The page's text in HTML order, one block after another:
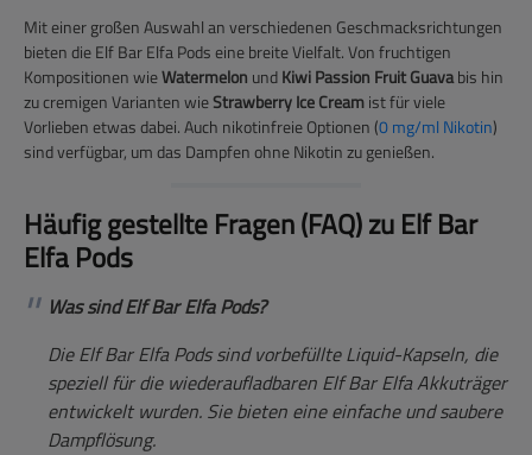
Mit einer großen Auswahl an verschiedenen Geschmacksrichtungen
bieten die Elf Bar Elfa Pods eine breite Vielfalt. Von fruchtigen
Kompositionen wieWatermelon undKiwi Passion Fruit Guavabis hin
zu cremigen Varianten wieStrawberry Ice Creamist für viele
Vorlieben etwas dabei. Auch nikotinfreie Optionen (0 mg/ml Nikotin)
sind verfügbar, um das Dampfen ohne Nikotin zu genießen.
Häufig gestellte Fragen (FAQ) zu Elf Bar
Elfa Pods
Was sind Elf Bar Elfa Pods?
Die Elf Bar Elfa Pods sind vorbefüllte Liquid-Kapseln, die
speziell für die wiederaufladbaren Elf Bar Elfa Akkuträger
entwickelt wurden. Sie bieten eine einfache und saubere
Dampflösung.